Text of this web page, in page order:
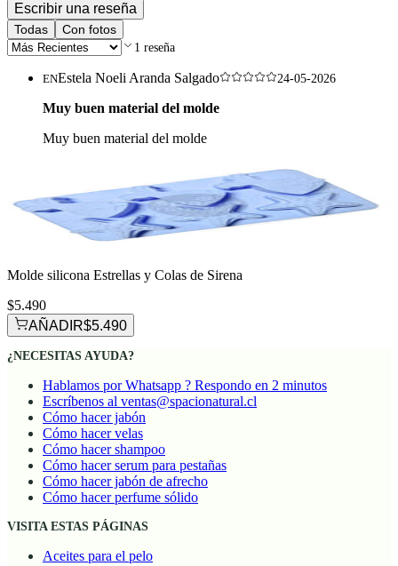
Escribir una reseña
Todas Con fotos
1 reseña
ENEstela Noeli Aranda Salgado 24-05-2026
Muy buen material del molde
Muy buen material del molde
Molde silicona Estrellas y Colas de Sirena
$5.490
AÑADIR$5.490
¿NECESITAS AYUDA?
Hablamos por Whatsapp ? Respondo en 2 minutos
Escríbenos al ventas@spacionatural.cl
Cómo hacer jabón
Cómo hacer velas
Cómo hacer shampoo
Cómo hacer serum para pestañas
Cómo hacer jabón de afrecho
Cómo hacer perfume sólido
VISITA ESTAS PÁGINAS
Aceites para el pelo